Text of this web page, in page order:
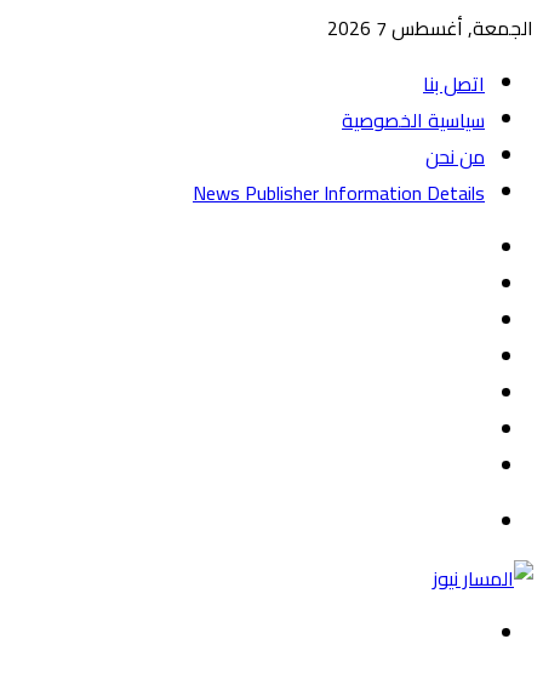
الجمعة, أغسطس 7 2026
اتصل بنا
سياسية الخصوصية
من نحن
News Publisher Information Details